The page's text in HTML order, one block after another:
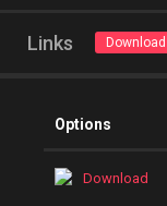
Links Download
Options
Download